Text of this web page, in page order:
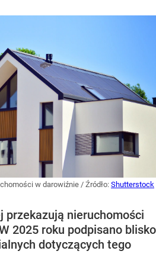
w darowiźnie / Źródło: Shutterstock
przekazują nieruchomości
2025 roku podpisano blisko
dotyczących tego